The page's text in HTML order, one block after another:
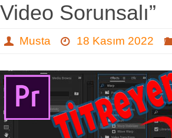
Video Sorunsalı”
Musta 18 Kasım 2022